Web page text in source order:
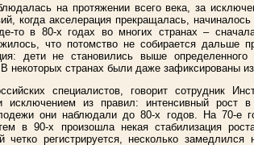
на протяжении всего века, за
когда акселерация прекращалась,
то в 80-х годах во многих странах –
что потомство не собирается дальше
дети не становились выше
некоторых странах были даже зафиксированы
специалистов, говорит сотрудник
исключением из правил: интенсивный рост
они наблюдали до 80-х годов. На 70-е
в 90-х произошла некая стабилизация
четко регистрируется, несколько